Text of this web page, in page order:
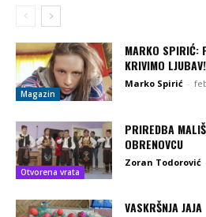
Magazin
MARKO SPIRIĆ:
KRIVIMO LJUBAV!
Marko Spirić -
Otvorena vrata
PRIREDBA
OBRENOVCU
Zoran Todorović
VASKRŠNJA JAJA